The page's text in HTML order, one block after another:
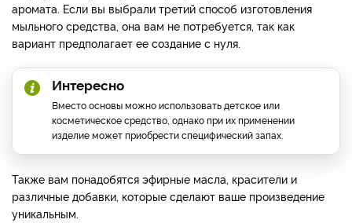
аромата. Если вы выбрали третий способ изготовления
мыльного средства, она вам не потребуется, так как
вариант предполагает ее создание с нуля.
Интересно
Вместо основы можно использовать детское или
косметическое средство, однако при их применении
изделие может приобрести специфический запах.
Также вам понадобятся эфирные масла, красители и
различные добавки, которые сделают ваше произведение
уникальным.